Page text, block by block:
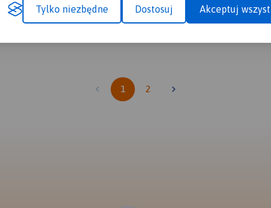
Tylko niezbędne Dostosuj Akceptuj
1 2